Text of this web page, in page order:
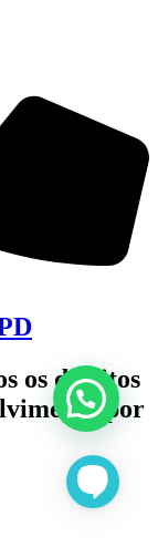
os direitos
por